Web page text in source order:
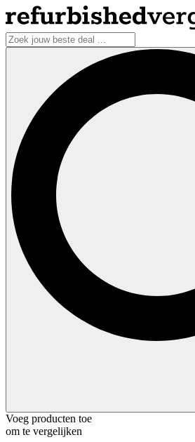
Voeg producten toe
om te vergelijken